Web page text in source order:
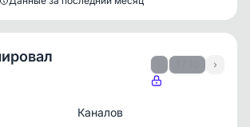
›
Каналов